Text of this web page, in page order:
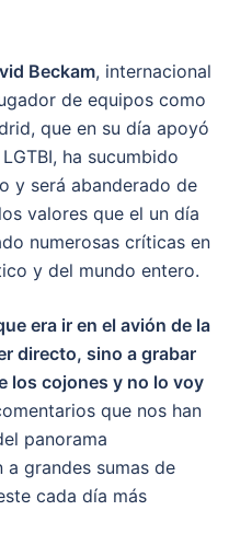
Beckam, internacional
de equipos como
que en su día apoyó
ha sucumbido
y será abanderado de
valores que el un día
numerosas críticas en
y del mundo entero.
era ir en el avión de la
directo, sino a grabar
los cojones y no lo voy
que nos han
panorama
a grandes sumas de
cada día más